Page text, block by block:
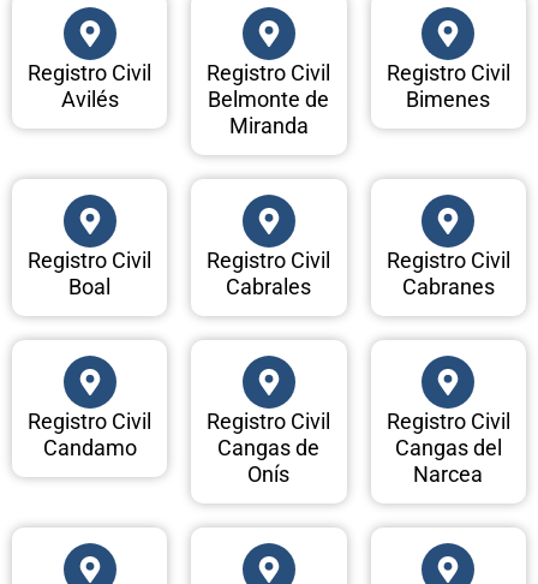
Registro Civil
Avilés
Registro Civil
Belmonte de
Miranda
Registro Civil
Bimenes
Registro Civil
Boal
Registro Civil
Cabrales
Registro Civil
Cabranes
Registro Civil
Candamo
Registro Civil
Cangas de
Onís
Registro Civil
Cangas del
Narcea